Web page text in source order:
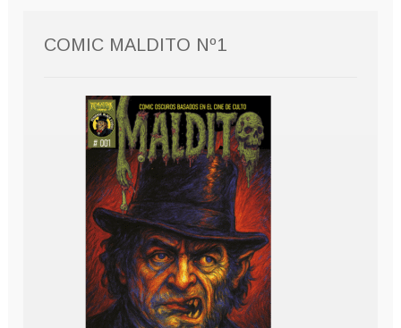
COMIC MALDITO Nº1